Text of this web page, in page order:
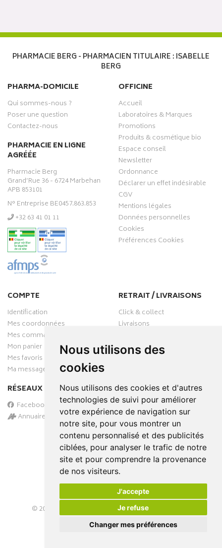
Nous utilisons des
cookies
Nous utilisons des cookies et d'autres
technologies de suivi pour améliorer
votre expérience de navigation sur
notre site, pour vous montrer un
contenu personnalisé et des publicités
ciblées, pour analyser le trafic de notre
site et pour comprendre la provenance
de nos visiteurs.
J'accepte
Je refuse
Changer mes préférences
PHARMACIE BERG - PHARMACIEN TITULAIRE : ISABELLE
BERG
PHARMA-DOMICILE
Qui sommes-nous ?
Poser une question
Contactez-nous
PHARMACIE EN LIGNE
AGRÉÉE
Pharmacie Berg
Grand’Rue 36 - 6724 Marbehan
APB 853101
N° Entreprise BE0457.863.853
‭+32 63 41 01 11‬
OFFICINE
Accueil
Laboratoires & Marques
Promotions
Produits & cosmétique bio
Espace conseil
Newsletter
Ordonnance
Déclarer un effet indésirable
CGV
Mentions légales
Données personnelles
Cookies
Préférences Cookies
COMPTE
Identification
Mes coordonnées
Mes commandes
Mon panier
Mes favoris
Ma messagerie
RÉSEAUX SOCIAUX
Facebook
Annuaire des pharmacies
RETRAIT / LIVRAISONS
Click & collect
Livraisons
PAIEMENT SÉCURISÉ
© 2026 – Tous droits réservés –
Apotekisto Pharmacie Cloud